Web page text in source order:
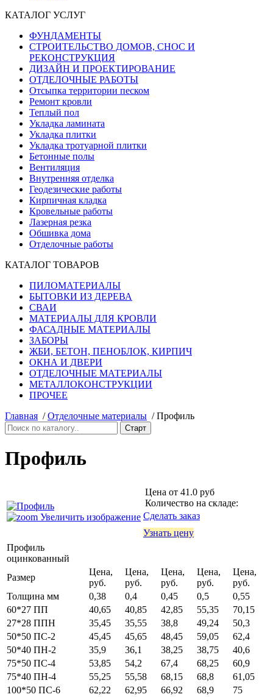
КАТАЛОГ УСЛУГ
ФУНДАМЕНТЫ
СТРОИТЕЛЬСТВО ДОМОВ, СНОС И
РЕКОНСТРУКЦИЯ
ДИЗАЙН И ПРОЕКТИРОВАНИЕ
ОТДЕЛОЧНЫЕ РАБОТЫ
Отсыпка территории песком
Ремонт кровли
Теплый пол
Укладка ламината
Укладка плитки
Укладка тротуарной плитки
Бетонные полы
Вентиляция
Внутренняя отделка
Геодезические работы
Кирпичная кладка
Кровельные работы
Лазерная резка
Обшивка дома
Отделочные работы
КАТАЛОГ ТОВАРОВ
ПИЛОМАТЕРИАЛЫ
БЫТОВКИ ИЗ ДЕРЕВА
СВАИ
МАТЕРИАЛЫ ДЛЯ КРОВЛИ
ФАСАДНЫЕ МАТЕРИАЛЫ
ЗАБОРЫ
ЖБИ, БЕТОН, ПЕНОБЛОК, КИРПИЧ
ОКНА И ДВЕРИ
ОТДЕЛОЧНЫЕ МАТЕРИАЛЫ
МЕТАЛЛОКОНСТРУКЦИИ
ПРОЧЕЕ
Главная /Отделочные материалы /Профиль
Профиль
Увеличить изображение
Цена от 41.0 руб
Количество на складе:
Сделать заказ
Узнать цену
Профиль
оцинкованный
Размер
Цена,
руб.
Цена,
руб.
Цена,
руб.
Цена,
руб.
Цена,
руб.
Толщина мм
0,38 0,4 0,45 0,5
0,55
60*27 ПП
40,65 40,85 42,85 55,35
70,15
27*28 ППН
35,45 35,55 38,8 49,24
50,3
50*50 ПС-2
45,45 45,65 48,45 59,05
62,4
50*40 ПН-2
35,9 36,1 38,25 38,75
40,6
75*50 ПС-4
53,85 54,2 67,4 68,25
60,9
75*40 ПН-4
55,25 55,58 68,15 68,8
61,05
100*50 ПС-6
62,22 62,95 66,92 68,9
75